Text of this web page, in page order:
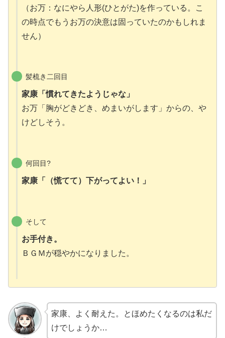
（お万：なにやら人形(ひとがた)を作っている。こ
の時点でもうお万の決意は固っていたのかもしれま
せん）
髪梳き二回目
家康「慣れてきたようじゃな」
お万「胸がどきどき、めまいがします」からの、や
けどしそう。
何回目?
家康「（慌てて）下がってよい！」
そして
お手付き。
ＢＧＭが穏やかになりました。
家康、よく耐えた。とほめたくなるのは私だ
けでしょうか…